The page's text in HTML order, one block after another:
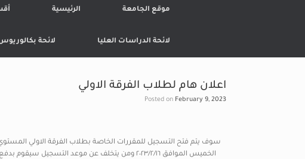
موقع الجامعة الرئيسية
لائحة الدراسات العليا لائحة
اعلان هام لطلاب الفرقة الاولي
Posted on February 9, 2023
الخميس الموافق ٢٠٢٣/٢/١٦ ومن يتخلف عن موعد